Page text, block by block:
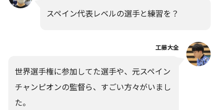
スペイン代表レベルの選手と練習を？
工藤大全
世界選手権に参加してた選手や、元スペイン
チャンピオンの監督ら、すごい方々がいまし
た。